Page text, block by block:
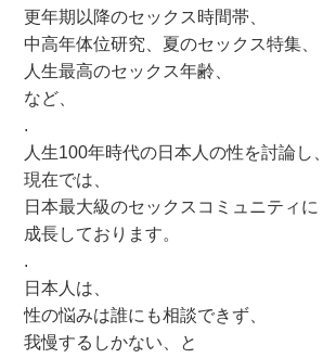
更年期以降のセックス時間帯、
中高年体位研究、夏のセックス特集、
人生最高のセックス年齢、
など、
.
人生100年時代の日本人の性を討論し、
現在では、
日本最大級のセックスコミュニティに
成長しております。
.
日本人は、
性の悩みは誰にも相談できず、
我慢するしかない、と